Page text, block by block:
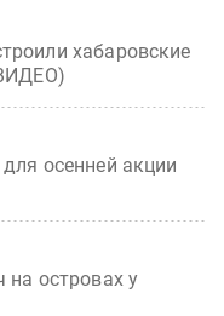
хабаровские
осенней акции
на островах у